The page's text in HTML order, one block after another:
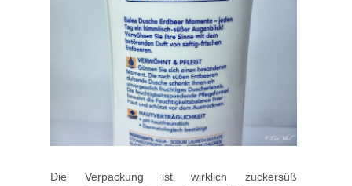
Die Verpackung ist wirklich zuckersüß